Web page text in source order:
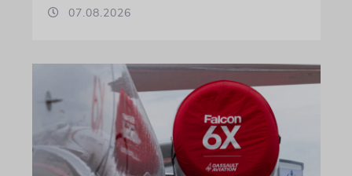
07.08.2026